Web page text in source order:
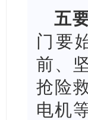
五
门要
前、
抢险
电机